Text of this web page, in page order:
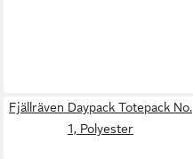
Fjällräven Daypack Totepack No.
1, Polyester